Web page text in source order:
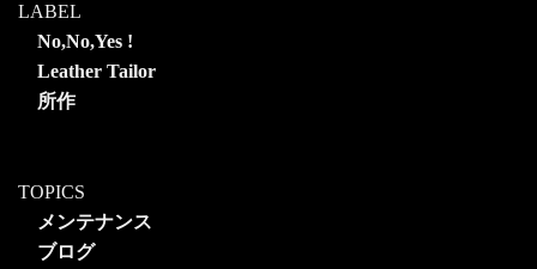
LABEL
No,No,Yes !
Leather Tailor
所作
TOPICS
メンテナンス
ブログ